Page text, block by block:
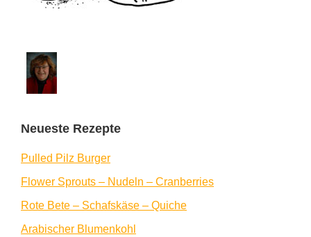
Neueste Rezepte
Pulled Pilz Burger
Flower Sprouts – Nudeln – Cranberries
Rote Bete – Schafskäse – Quiche
Arabischer Blumenkohl